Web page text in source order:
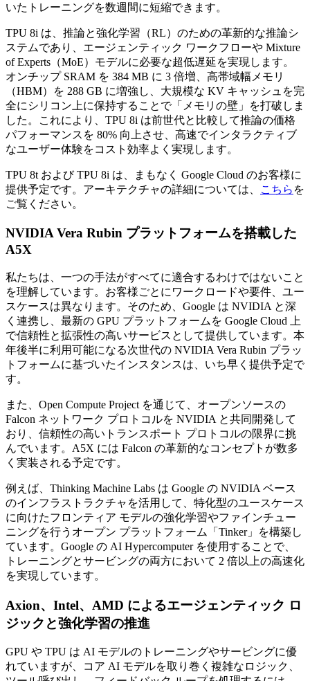
いたトレーニングを数週間に短縮できます。
TPU 8i は、推論と強化学習（RL）のための革新的な推論シ
ステムであり、エージェンティック ワークフローや Mixture
of Experts（MoE）モデルに必要な超低遅延を実現します。
オンチップ SRAM を 384 MB に 3 倍増、高帯域幅メモリ
（HBM）を 288 GB に増強し、大規模な KV キャッシュを完
全にシリコン上に保持することで「メモリの壁」を打破しま
した。これにより、TPU 8i は前世代と比較して推論の価格
パフォーマンスを 80% 向上させ、高速でインタラクティブ
なユーザー体験をコスト効率よく実現します。
TPU 8t および TPU 8i は、まもなく Google Cloud のお客様に
提供予定です。アーキテクチャの詳細については、
こちら を
ご覧ください。
NVIDIA Vera Rubin プラットフォームを搭載した
A5X
私たちは、一つの手法がすべてに適合するわけではないこと
を理解しています。お客様ごとにワークロードや要件、ユー
スケースは異なります。そのため、Google は NVIDIA と深
く連携し、最新の GPU プラットフォームを Google Cloud 上
で信頼性と拡張性の高いサービスとして提供しています。本
年後半に利用可能になる次世代の NVIDIA Vera Rubin プラッ
トフォームに基づいたインスタンスは、いち早く提供予定で
す。
また、Open Compute Project を通じて、オープンソースの
Falcon ネットワーク プロトコルを NVIDIA と共同開発して
おり、信頼性の高いトランスポート プロトコルの限界に挑
んでいます。A5X には Falcon の革新的なコンセプトが数多
く実装される予定です。
例えば、Thinking Machine Labs は Google の NVIDIA ベース
のインフラストラクチャを活用して、特化型のユースケース
に向けたフロンティア モデルの強化学習やファインチュー
ニングを行うオープン プラットフォーム「Tinker」を構築し
ています。Google の AI Hypercomputer を使用することで、
トレーニングとサービングの両方において 2 倍以上の高速化
を実現しています。
Axion、Intel、AMD によるエージェンティック ロ
ジックと強化学習の推進
GPU や TPU は AI モデルのトレーニングやサービングに優
れていますが、コア AI モデルを取り巻く複雑なロジック、